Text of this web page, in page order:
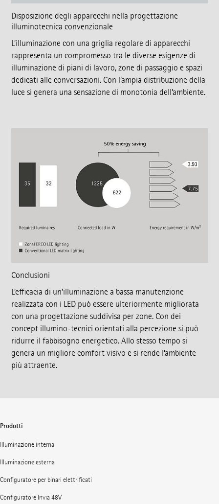
Disposizione degli apparecchi nella progettazione
illuminotecnica convenzionale
L’illuminazione con una griglia regolare di apparecchi
rappresenta un compromesso tra le diverse esigenze di
illuminazione di piani di lavoro, zone di passaggio e spazi
dedicati alle conversazioni. Con l’ampia distribuzione della
luce si genera una sensazione di monotonia dell’ambiente.
Conclusioni
L’efficacia di un’illuminazione a bassa manutenzione
realizzata con i LED può essere ulteriormente migliorata
con una progettazione suddivisa per zone. Con dei
concept illumino-tecnici orientati alla percezione si può
ridurre il fabbisogno energetico. Allo stesso tempo si
genera un migliore comfort visivo e si rende l’ambiente
più attraente.
Prodotti
Illuminazione interna
Illuminazione esterna
Configuratore per binari elettrificati
Configuratore Invia 48V